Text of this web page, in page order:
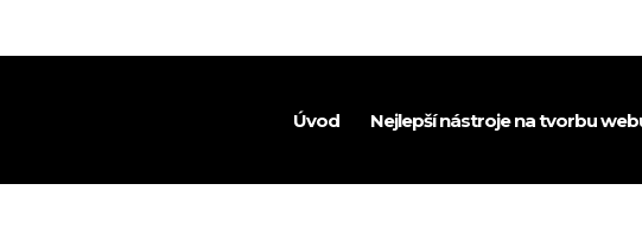
Úvod Nejlepší nástroje na tvorbu